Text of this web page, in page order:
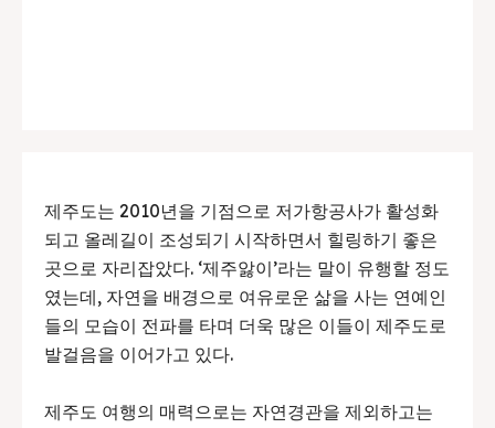
제주도는 2010년을 기점으로 저가항공사가 활성화
되고 올레길이 조성되기 시작하면서 힐링하기 좋은
곳으로 자리잡았다. ‘제주앓이’라는 말이 유행할 정도
였는데, 자연을 배경으로 여유로운 삶을 사는 연예인
들의 모습이 전파를 타며 더욱 많은 이들이 제주도로
발걸음을 이어가고 있다.
제주도 여행의 매력으로는 자연경관을 제외하고는